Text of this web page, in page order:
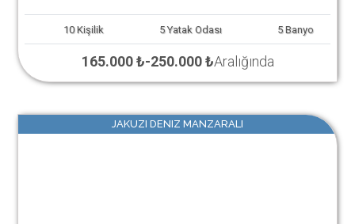
10 Kişilik 5 Yatak Odası 5 Banyo
165.000 ₺-250.000 ₺Aralığında
JAKUZI DENIZ MANZARALI